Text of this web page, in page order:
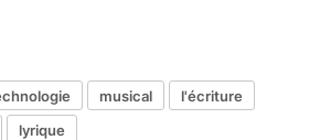
musical
l'écriture
lyrique